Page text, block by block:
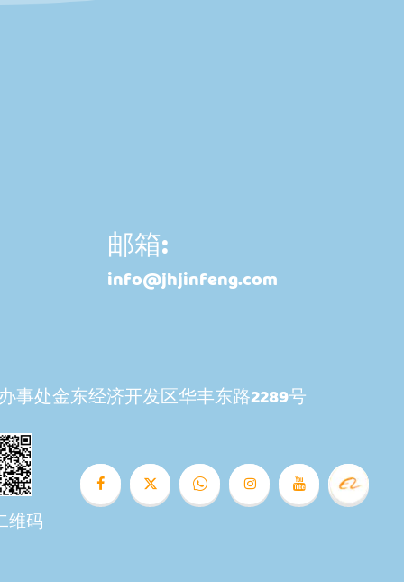
邮箱:
info@jhjinfeng.com
事处金东经济开发区华丰东路2289号
维码